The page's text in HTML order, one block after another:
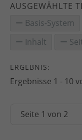
AUSGEWÄHLTE
Basis-System
Inhalt
ERGEBNIS:
Ergebnisse 1 - 10